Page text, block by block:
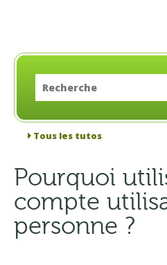
Tous les tutos
Pourquoi
compte
personne ?